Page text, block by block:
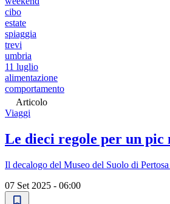
cibo
estate
spiaggia
trevi
umbria
11 luglio
alimentazione
comportamento
Articolo
Viaggi
Le dieci regole per un pic
Il decalogo del Museo del Suolo di
07 Set 2025 - 06:00